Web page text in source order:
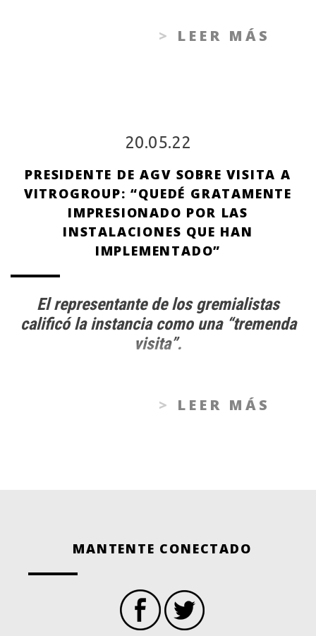
LEER MÁS
20.05.22
PRESIDENTE DE AGV SOBRE VISITA A
VITROGROUP: “QUEDÉ GRATAMENTE
IMPRESIONADO POR LAS
INSTALACIONES QUE HAN
IMPLEMENTADO”
El representante de los gremialistas
calificó la instancia como una “tremenda
visita”.
LEER MÁS
MANTENTE CONECTADO